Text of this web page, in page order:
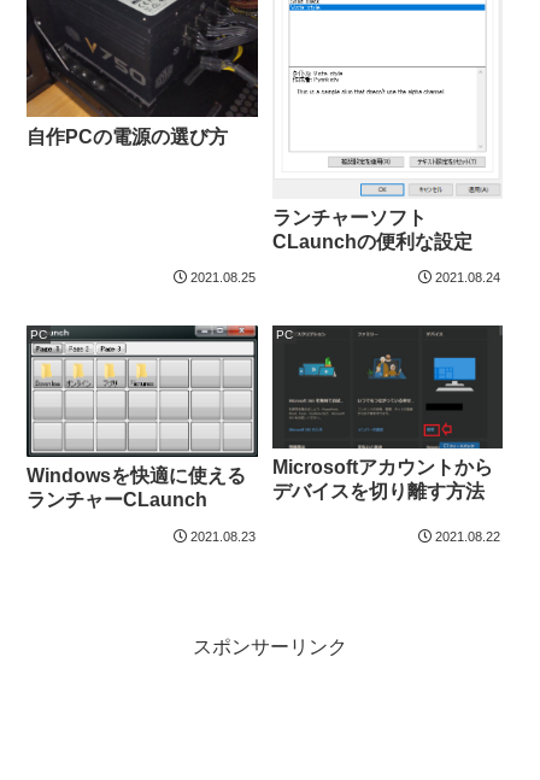
自作PCの電源の選び方
2021.08.25
ランチャーソフト
CLaunchの便利な設定
2021.08.24
PC
Windowsを快適に使える
ランチャーCLaunch
2021.08.23
PC
Microsoftアカウントから
デバイスを切り離す方法
2021.08.22
スポンサーリンク